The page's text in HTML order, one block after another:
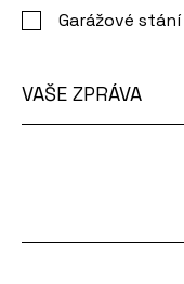
Garážové stání
VAŠE ZPRÁVA